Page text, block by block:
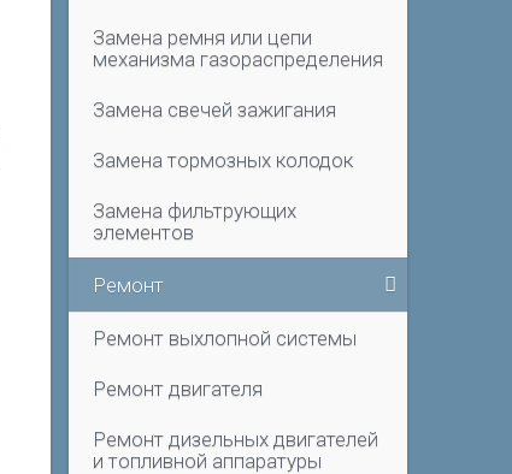
Замена ремня или цепи
механизма газораспределения
Замена свечей зажигания
Замена тормозных колодок
Замена фильтрующих
элементов
Ремонт
Ремонт выхлопной системы
Ремонт двигателя
Ремонт дизельных двигателей
и топливной аппаратуры